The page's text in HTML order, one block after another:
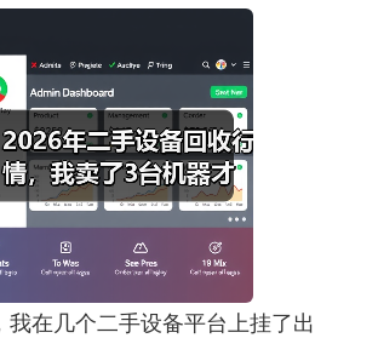
我在几个二手设备平台上挂了出